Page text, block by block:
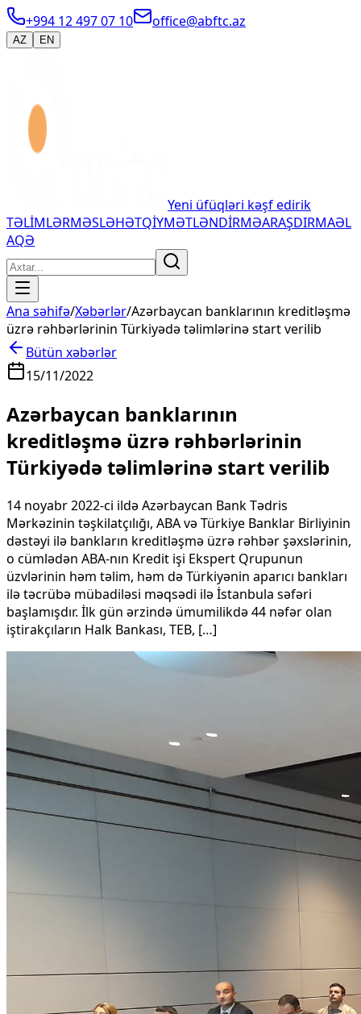
+994 12 497 07 10 office@abftc.az
AZ EN
Yeni üfüqləri kəşf edirik
TƏLİMLƏRMƏSLƏHƏTQİYMƏTLƏNDİRMƏARAŞDIRMAƏL
AQƏ
Ana səhifə/Xəbərlər/Azərbaycan banklarının kreditləşmə
üzrə rəhbərlərinin Türkiyədə təlimlərinə start verilib
Bütün xəbərlər
15/11/2022
Azərbaycan banklarının
kreditləşmə üzrə rəhbərlərinin
Türkiyədə təlimlərinə start verilib
14 noyabr 2022-ci ildə Azərbaycan Bank Tədris
Mərkəzinin təşkilatçılığı, ABA və Türkiye Banklar Birliyinin
dəstəyi ilə bankların kreditləşmə üzrə rəhbər şəxslərinin,
o cümlədən ABA-nın Kredit işi Ekspert Qrupunun
üzvlərinin həm təlim, həm də Türkiyənin aparıcı bankları
ilə təcrübə mübadiləsi məqsədi ilə İstanbula səfəri
başlamışdır. İlk gün ərzində ümumilikdə 44 nəfər olan
iştirakçıların Halk Bankası, TEB, […]